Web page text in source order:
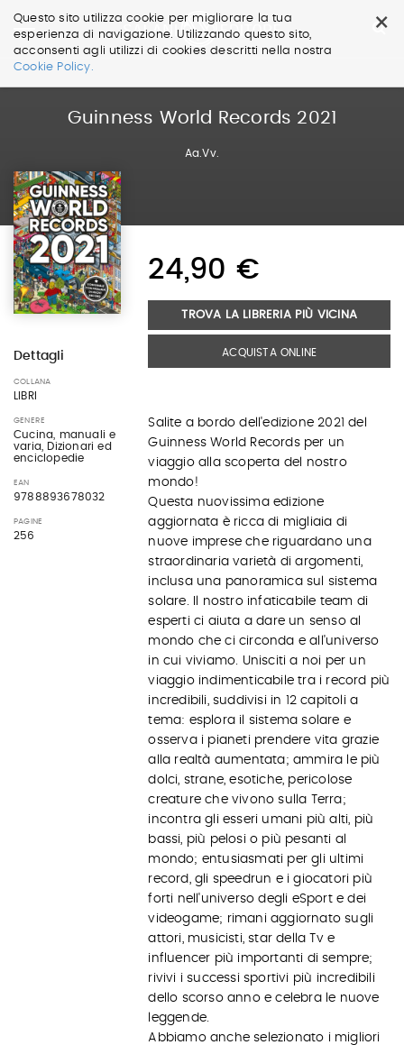
×
Questo sito utilizza cookie per migliorare la tua
esperienza di navigazione. Utilizzando questo sito,
acconsenti agli utilizzi di cookies descritti nella nostra
Cookie Policy.
Salta
Guinness World Records 2021
Aa.Vv.
Dettagli
COLLANA
LIBRI
GENERE
Cucina, manuali e
varia, Dizionari ed
enciclopedie
EAN
9788893678032
PAGINE
256
24,90 €
TROVA LA LIBRERIA PIÙ VICINA
ACQUISTA ONLINE
Salite a bordo dell'edizione 2021 del
Guinness World Records per un
viaggio alla scoperta del nostro
mondo!
Questa nuovissima edizione
aggiornata è ricca di migliaia di
nuove imprese che riguardano una
straordinaria varietà di argomenti,
inclusa una panoramica sul sistema
solare. Il nostro infaticabile team di
esperti ci aiuta a dare un senso al
mondo che ci circonda e all'universo
in cui viviamo. Unisciti a noi per un
viaggio indimenticabile tra i record più
incredibili, suddivisi in 12 capitoli a
tema: esplora il sistema solare e
osserva i pianeti prendere vita grazie
alla realtà aumentata; ammira le più
dolci, strane, esotiche, pericolose
creature che vivono sulla Terra;
incontra gli esseri umani più alti, più
bassi, più pelosi o più pesanti al
mondo; entusiasmati per gli ultimi
record, gli speedrun e i giocatori più
forti nell'universo degli eSport e dei
videogame; rimani aggiornato sugli
attori, musicisti, star della Tv e
influencer più importanti di sempre;
rivivi i successi sportivi più incredibili
dello scorso anno e celebra le nuove
leggende.
Abbiamo anche selezionato i migliori